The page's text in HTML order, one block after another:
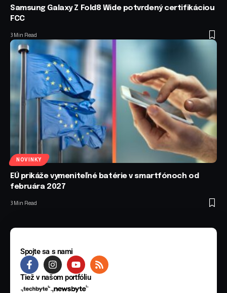
Samsung Galaxy Z Fold8 Wide potvrdený certifikáciou
FCC
3 Min Read
NOVINKY
EÚ prikáže vymeniteľné batérie v smartfónoch od
februára 2027
3 Min Read
Spojte sa s nami
Tiež v našom portfóliu